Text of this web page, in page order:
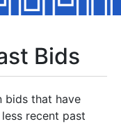
Bids
bids that have
recent past